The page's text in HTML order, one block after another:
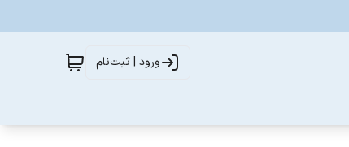
ورود | ثبت‌نام